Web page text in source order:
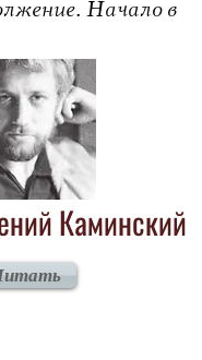
Начало в
Каминский